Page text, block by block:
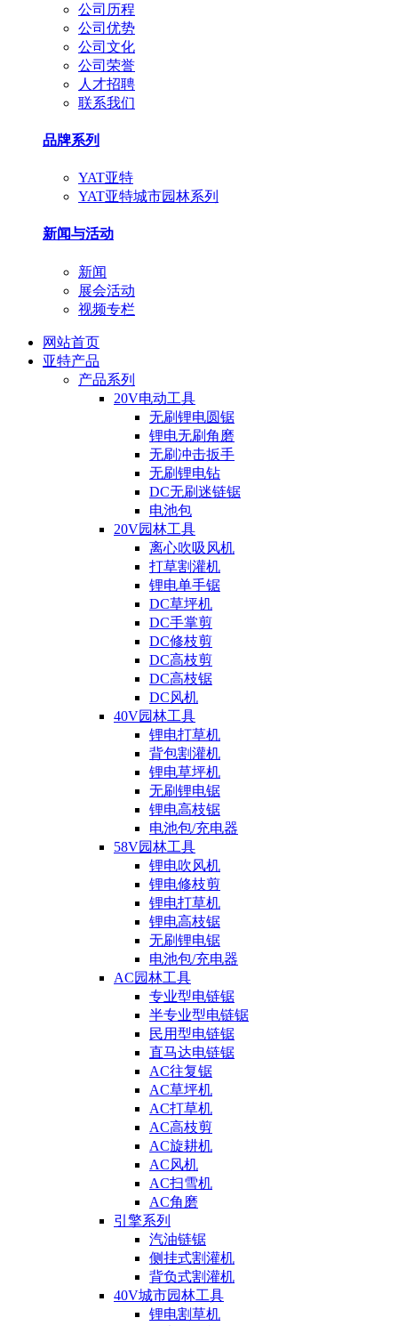
公司历程
公司优势
公司文化
公司荣誉
人才招聘
联系我们
品牌系列
YAT亚特
YAT亚特城市园林系列
新闻与活动
新闻
展会活动
视频专栏
网站首页
亚特产品
产品系列
20V电动工具
无刷锂电圆锯
锂电无刷角磨
无刷冲击扳手
无刷锂电钻
DC无刷迷链锯
电池包
20V园林工具
离心吹吸风机
打草割灌机
锂电单手锯
DC草坪机
DC手掌剪
DC修枝剪
DC高枝剪
DC高枝锯
DC风机
40V园林工具
锂电打草机
背包割灌机
锂电草坪机
无刷锂电锯
锂电高枝锯
电池包/充电器
58V园林工具
锂电吹风机
锂电修枝剪
锂电打草机
锂电高枝锯
无刷锂电锯
电池包/充电器
AC园林工具
专业型电链锯
半专业型电链锯
民用型电链锯
直马达电链锯
AC往复锯
AC草坪机
AC打草机
AC高枝剪
AC旋耕机
AC风机
AC扫雪机
AC角磨
引擎系列
汽油链锯
侧挂式割灌机
背负式割灌机
40V城市园林工具
锂电割草机